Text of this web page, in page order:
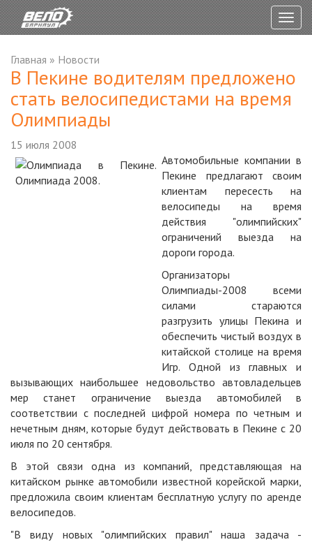
Главная » Новости
В Пекине водителям предложено
стать велосипедистами на время
Олимпиады
15 июля 2008
Автомобильные компании в
Пекине предлагают своим
клиентам пересесть на
велосипеды на время
действия "олимпийских"
ограничений выезда на
дороги города.
Организаторы
Олимпиады-2008 всеми
силами стараются
разгрузить улицы Пекина и
обеспечить чистый воздух в
китайской столице на время
Игр. Одной из главных и
вызывающих наибольшее недовольство автовладельцев
мер станет ограничение выезда автомобилей в
соответствии с последней цифрой номера по четным и
нечетным дням, которые будут действовать в Пекине с 20
июля по 20 сентября.
В этой связи одна из компаний, представляющая на
китайском рынке автомобили известной корейской марки,
предложила своим клиентам бесплатную услугу по аренде
велосипедов.
"В виду новых "олимпийских правил" наша задача -